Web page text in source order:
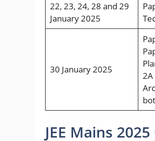
22, 23, 24, 28 and 29
January 2025
30 January 2025
2A
JEE Mains